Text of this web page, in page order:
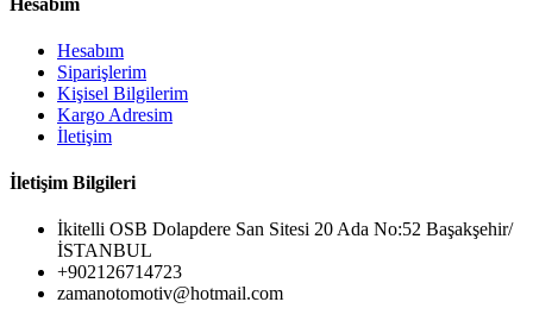
Hesabım
Siparişlerim
Kişisel Bilgilerim
Kargo Adresim
İletişim
İletişim Bilgileri
İkitelli OSB Dolapdere San Sitesi 20 Ada No:52 Başakşehir/
İSTANBUL
+902126714723
zamanotomotiv@hotmail.com